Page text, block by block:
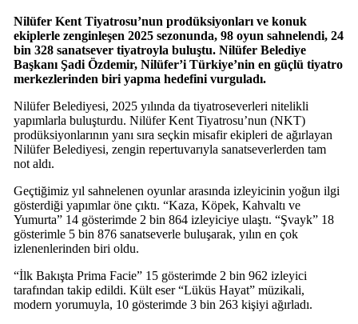
Nilüfer Kent Tiyatrosu’nun prodüksiyonları ve konuk
ekiplerle zenginleşen 2025 sezonunda, 98 oyun sahnelendi, 24
bin 328 sanatsever tiyatroyla buluştu. Nilüfer Belediye
Başkanı Şadi Özdemir, Nilüfer’i Türkiye’nin en güçlü tiyatro
merkezlerinden biri yapma hedefini vurguladı.
Nilüfer Belediyesi, 2025 yılında da tiyatroseverleri nitelikli
yapımlarla buluşturdu. Nilüfer Kent Tiyatrosu’nun (NKT)
prodüksiyonlarının yanı sıra seçkin misafir ekipleri de ağırlayan
Nilüfer Belediyesi, zengin repertuvarıyla sanatseverlerden tam
not aldı.
Geçtiğimiz yıl sahnelenen oyunlar arasında izleyicinin yoğun ilgi
gösterdiği yapımlar öne çıktı. “Kaza, Köpek, Kahvaltı ve
Yumurta” 14 gösterimde 2 bin 864 izleyiciye ulaştı. “Şvayk” 18
gösterimle 5 bin 876 sanatseverle buluşarak, yılın en çok
izlenenlerinden biri oldu.
“İlk Bakışta Prima Facie” 15 gösterimde 2 bin 962 izleyici
tarafından takip edildi. Kült eser “Lüküs Hayat” müzikali,
modern yorumuyla, 10 gösterimde 3 bin 263 kişiyi ağırladı.